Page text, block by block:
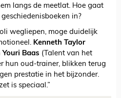
langs de meetlat. Hoe gaat
in?
wegliepen, moge duidelijk
Kenneth Taylor
Youri Baas (Talent van het
hun oud-trainer, blikken terug
prestatie in het bijzonder.
is speciaal.”